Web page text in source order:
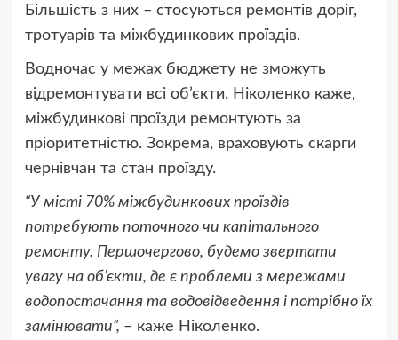
Більшість з них – стосуються ремонтів доріг,
тротуарів та міжбудинкових проїздів.
Водночас у межах бюджету не зможуть
відремонтувати всі об’єкти. Ніколенко каже,
міжбудинкові проїзди ремонтують за
пріоритетністю. Зокрема, враховують скарги
чернівчан та стан проїзду.
“У місті 70% міжбудинкових проїздів
потребують поточного чи капітального
ремонту. Першочергово, будемо звертати
увагу на об’єкти, де є проблеми з мережами
водопостачання та водовідведення і потрібно їх
замінювати”, – каже Ніколенко.